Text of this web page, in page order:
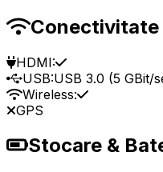
Conectivitate
HDMI:
USB:USB 3.0 (5 GBit/
Wireless:
GPS
Stocare &